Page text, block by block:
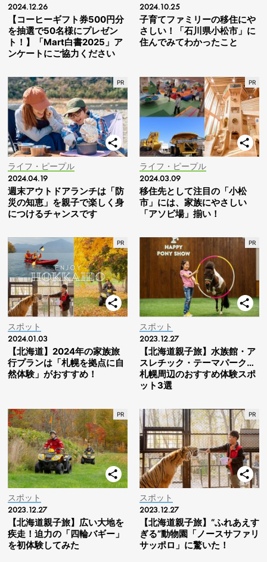
2024.12.26
【コーヒーギフト券500円分
を抽選で50名様にプレゼン
ト！】「Mart白書2025」ア
ンケートにご協力ください
2024.10.25
子育てファミリーの移住にや
さしい！「石川県小松市」に
住んでみてわかったこと
ライフ・ピープル
2024.04.19
週末アウトドアランチは「防
災の知恵」を親子で楽しく身
につけるチャンスです
ライフ・ピープル
2024.03.09
移住先として注目の「小松
市」には、家族にやさしい
「アソビ場」揃い！
スポット
2024.01.03
【北海道】2024年の家族旅
行プランは「札幌を拠点に自
然体験」がおすすめ！
スポット
2023.12.27
【北海道親子旅】水族館・ア
スレチック・テーマパーク…
札幌周辺のおすすめ体験スポ
ット3選
スポット
2023.12.27
【北海道親子旅】広い大地を
疾走！迫力の「四輪バギー」
を初体験してみた
スポット
2023.12.27
【北海道親子旅】“ふれあえす
ぎる”動物園「ノースサファリ
サッポロ」に驚いた！